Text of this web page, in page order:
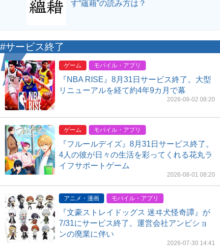
す“蘊藉”の読み方は？
#サービス終了
ゲーム モバイル・アプリ
『NBA RISE』8月31日サービス終了。大型
リニューアルを経て約4年9カ月で幕
2026-08-02 08:20
ゲーム モバイル・アプリ
『フルールデイズ』8月31日サービス終了。
4人の彼が日々の生活を彩ってくれる花丸ラ
イフサポートゲーム
2026-08-01 08:20
アニメ・漫画 モバイル・アプリ
『文豪ストレイドッグス 迷ヰ犬怪奇譚』が
7/31にサービス終了。運営会社アンビショ
ンの廃業に伴い
2026-07-30 14:41